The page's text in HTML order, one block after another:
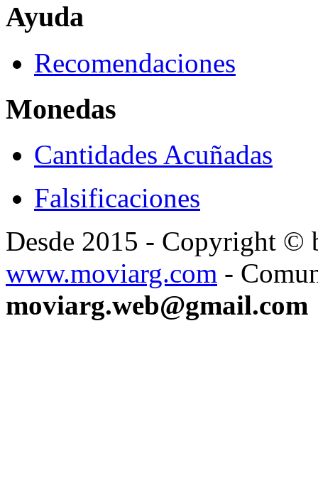
Ayuda
Recomendaciones
Monedas
Cantidades Acuñadas
Falsificaciones
Desde 2015 - Copyright ©
www.moviarg.com -
moviarg.web@gmail.com